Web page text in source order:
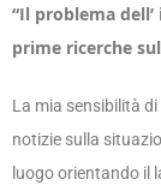
“Il problema
prime ricerche
La mia sensibilità
notizie sulla
luogo orientando il